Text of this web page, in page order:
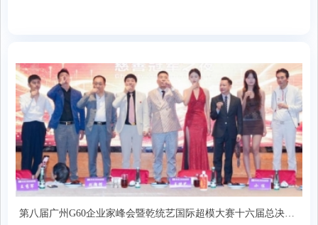
第八届广州G60企业家峰会暨乾统艺国际超模大赛十六届总决赛